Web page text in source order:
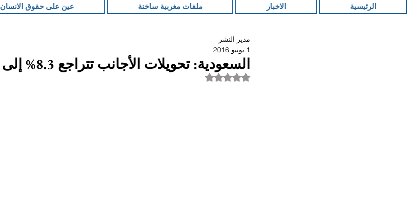
الرئيسية الاخبار ملفات مغربية ساخنة عين على حقوق الانسان
السعودية: تحويلات الأجانب تتراجع 8.3% إلى 12 مليار ريال
مدير النشر
1 يونيو 2016
تم التقييم بـ ليس رقمًا من أصل 5 نجوم.